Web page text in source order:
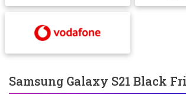
Samsung Galaxy S21 Black